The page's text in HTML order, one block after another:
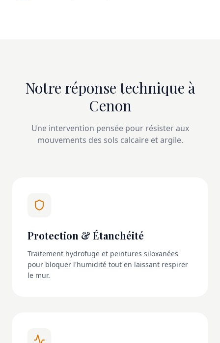
Notre réponse technique à
Cenon
Une intervention pensée pour résister aux
mouvements des sols calcaire et argile.
Protection & Étanchéité
Traitement hydrofuge et peintures siloxanées
pour bloquer l'humidité tout en laissant respirer
le mur.